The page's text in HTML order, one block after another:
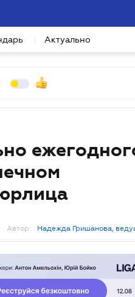
Актуально
Автор: Надежда Гришанова,